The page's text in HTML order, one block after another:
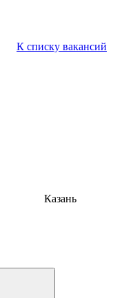
К списку вакансий
Казань